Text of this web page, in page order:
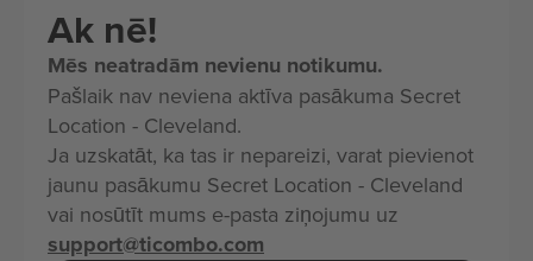
Ak nē!
Mēs neatradām nevienu notikumu.
Pašlaik nav neviena aktīva pasākuma Secret
Location - Cleveland.
Ja uzskatāt, ka tas ir nepareizi, varat pievienot
jaunu pasākumu Secret Location - Cleveland
vai nosūtīt mums e-pasta ziņojumu uz
support@ticombo.com